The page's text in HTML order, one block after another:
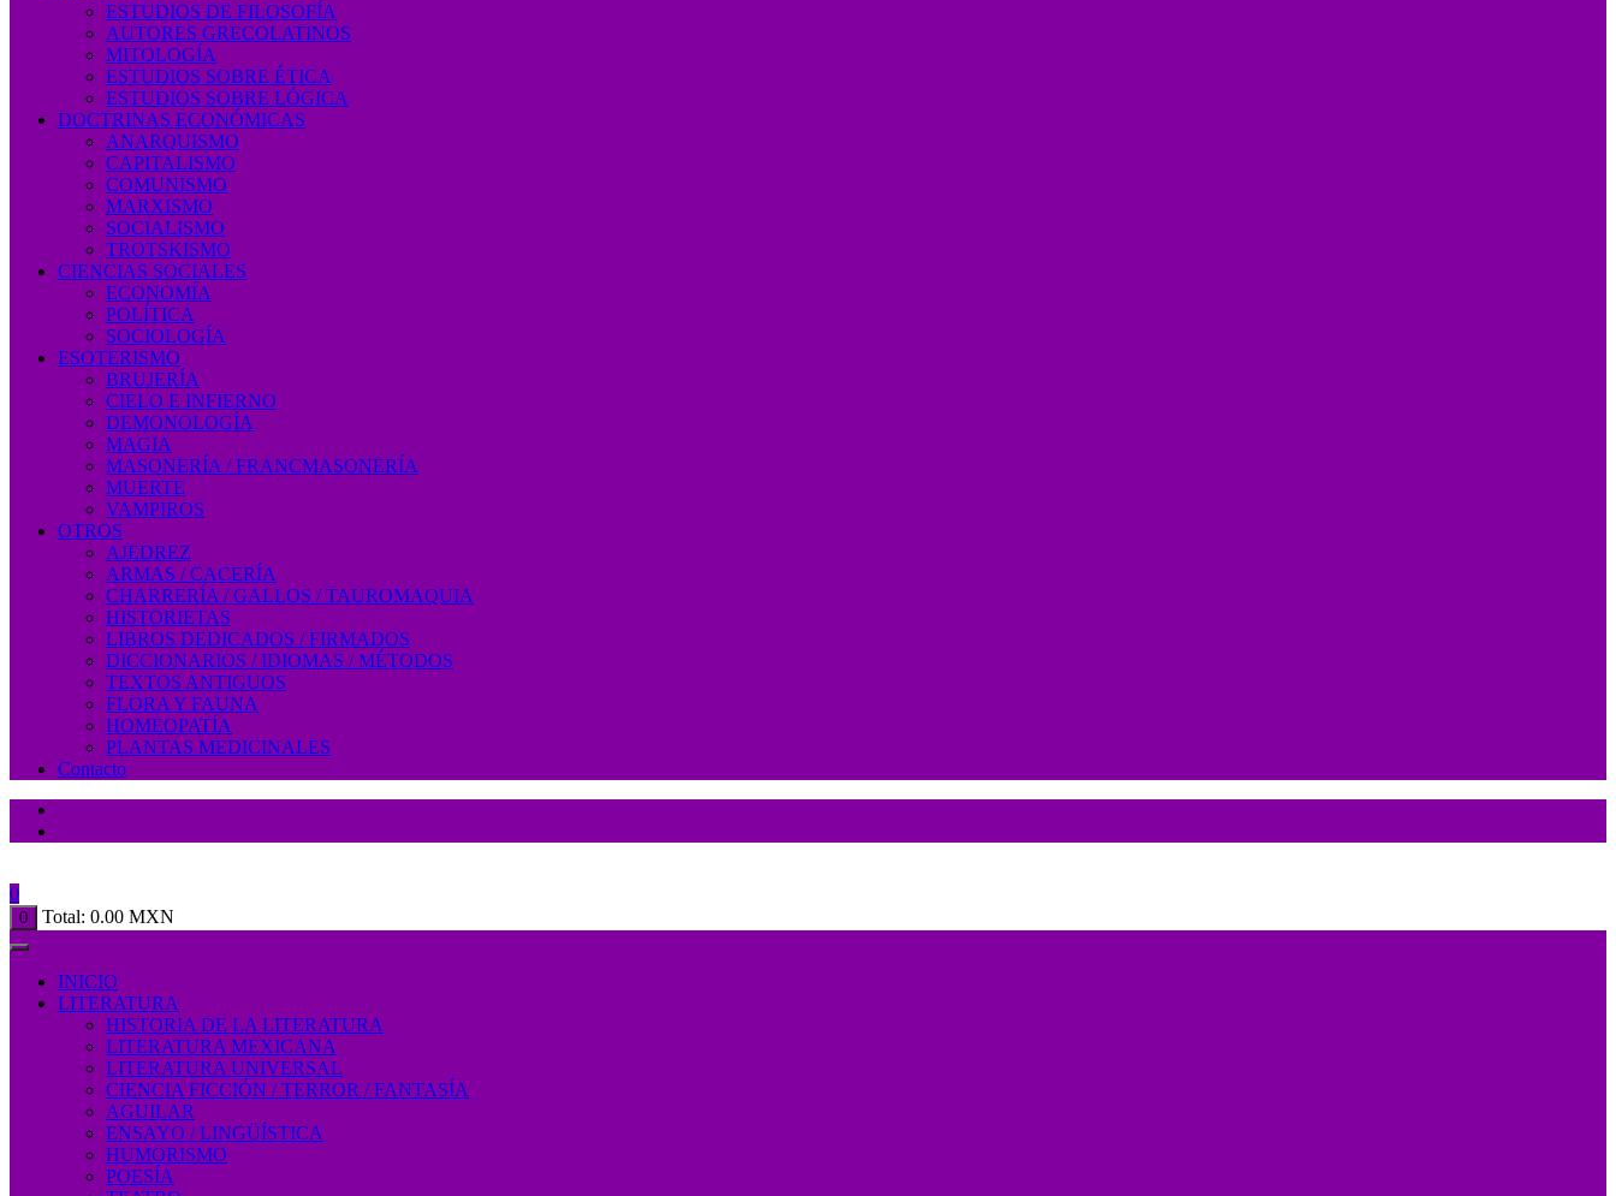
ESTUDIOS DE FILOSOFÍA
AUTORES GRECOLATINOS
MITOLOGÍA
ESTUDIOS SOBRE ÉTICA
ESTUDIOS SOBRE LÓGICA
DOCTRINAS ECONÓMICAS
ANARQUISMO
CAPITALISMO
COMUNISMO
MARXISMO
SOCIALISMO
TROTSKISMO
CIENCIAS SOCIALES
ECONOMÍA
POLÍTICA
SOCIOLOGÍA
ESOTERISMO
BRUJERÍA
CIELO E INFIERNO
DEMONOLOGÍA
MAGIA
MASONERÍA / FRANCMASONERÍA
MUERTE
VAMPIROS
OTROS
AJEDREZ
ARMAS / CACERÍA
CHARRERÍA / GALLOS / TAUROMAQUIA
HISTORIETAS
LIBROS DEDICADOS / FIRMADOS
DICCIONARIOS / IDIOMAS / MÉTODOS
TEXTOS ANTIGUOS
FLORA Y FAUNA
HOMEOPATÍA
PLANTAS MEDICINALES
Contacto
0
0 Total: 0.00 MXN
INICIO
LITERATURA
HISTORIA DE LA LITERATURA
LITERATURA MEXICANA
LITERATURA UNIVERSAL
CIENCIA FICCIÓN / TERROR / FANTASÍA
AGUILAR
ENSAYO / LINGÜÍSTICA
HUMORISMO
POESÍA